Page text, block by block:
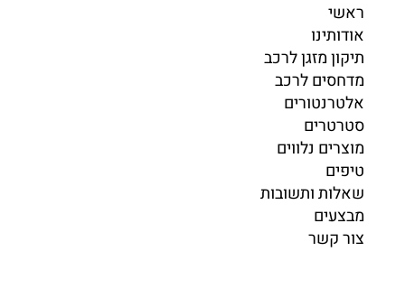
ראשי
אודותינו
תיקון מזגן לרכב
מדחסים לרכב
אלטרנטורים
סטרטרים
מוצרים נלווים
טיפים
שאלות ותשובות
מבצעים
צור קשר